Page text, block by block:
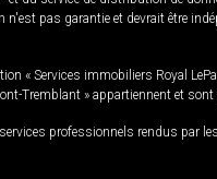
pas garantie et devrait être
« Services immobiliers Royal
Tremblant » appartiennent et
professionnels rendus par